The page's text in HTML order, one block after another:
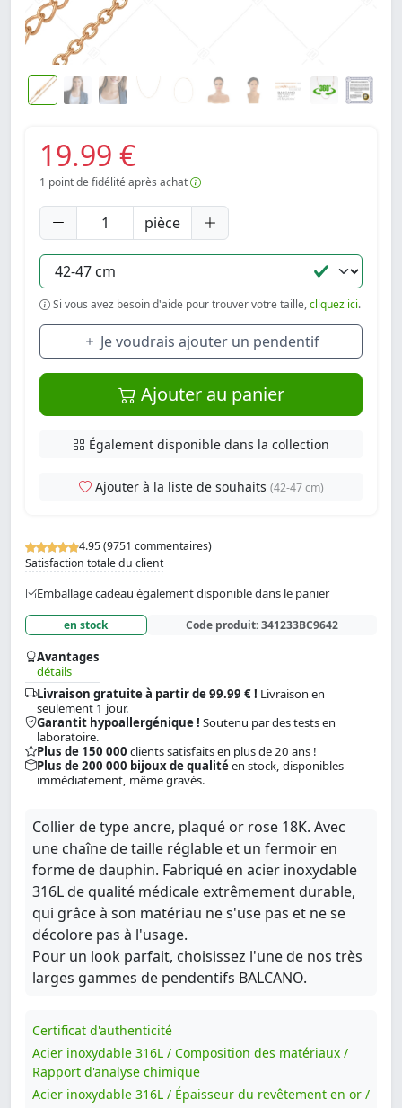
4.95 (9751 commentaires)
Satisfaction totale du client
Emballage cadeau également disponible dans le panier
en stock Code produit:341233BC9642
Avantages
détails
Livraison gratuite à partir de 99.99 € ! Livraison en
seulement 1 jour.
Garantit hypoallergénique ! Soutenu par des tests en
laboratoire.
Plus de 150 000 clients satisfaits en plus de 20 ans !
Plus de 200 000 bijoux de qualitéen stock, disponibles
immédiatement, même gravés.
19.99 €
1 point de fidélité après achat
pièce
Si vous avez besoin d'aide pour trouver votre taille,cliquez ici.
Je voudrais ajouter un pendentif
Ajouter au panier
Également disponible dans la collection
Ajouter à la liste de souhaits (42-47 cm)
Collier de type ancre, plaqué or rose 18K. Avec
une chaîne de taille réglable et un fermoir en
forme de dauphin. Fabriqué en acier inoxydable
316L de qualité médicale extrêmement durable,
qui grâce à son matériau ne s'use pas et ne se
décolore pas à l'usage.
Pour un look parfait, choisissez l'une de nos très
larges gammes de pendentifs BALCANO.
Certificat d'authenticité
Acier inoxydable 316L / Composition des matériaux /
Rapport d'analyse chimique
Acier inoxydable 316L / Épaisseur du revêtement en or /